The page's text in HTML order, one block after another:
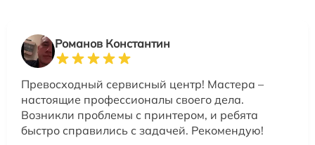
Романов Константин
Превосходный сервисный центр! Мастера –
настоящие профессионалы своего дела.
Возникли проблемы с принтером, и ребята
быстро справились с задачей. Рекомендую!